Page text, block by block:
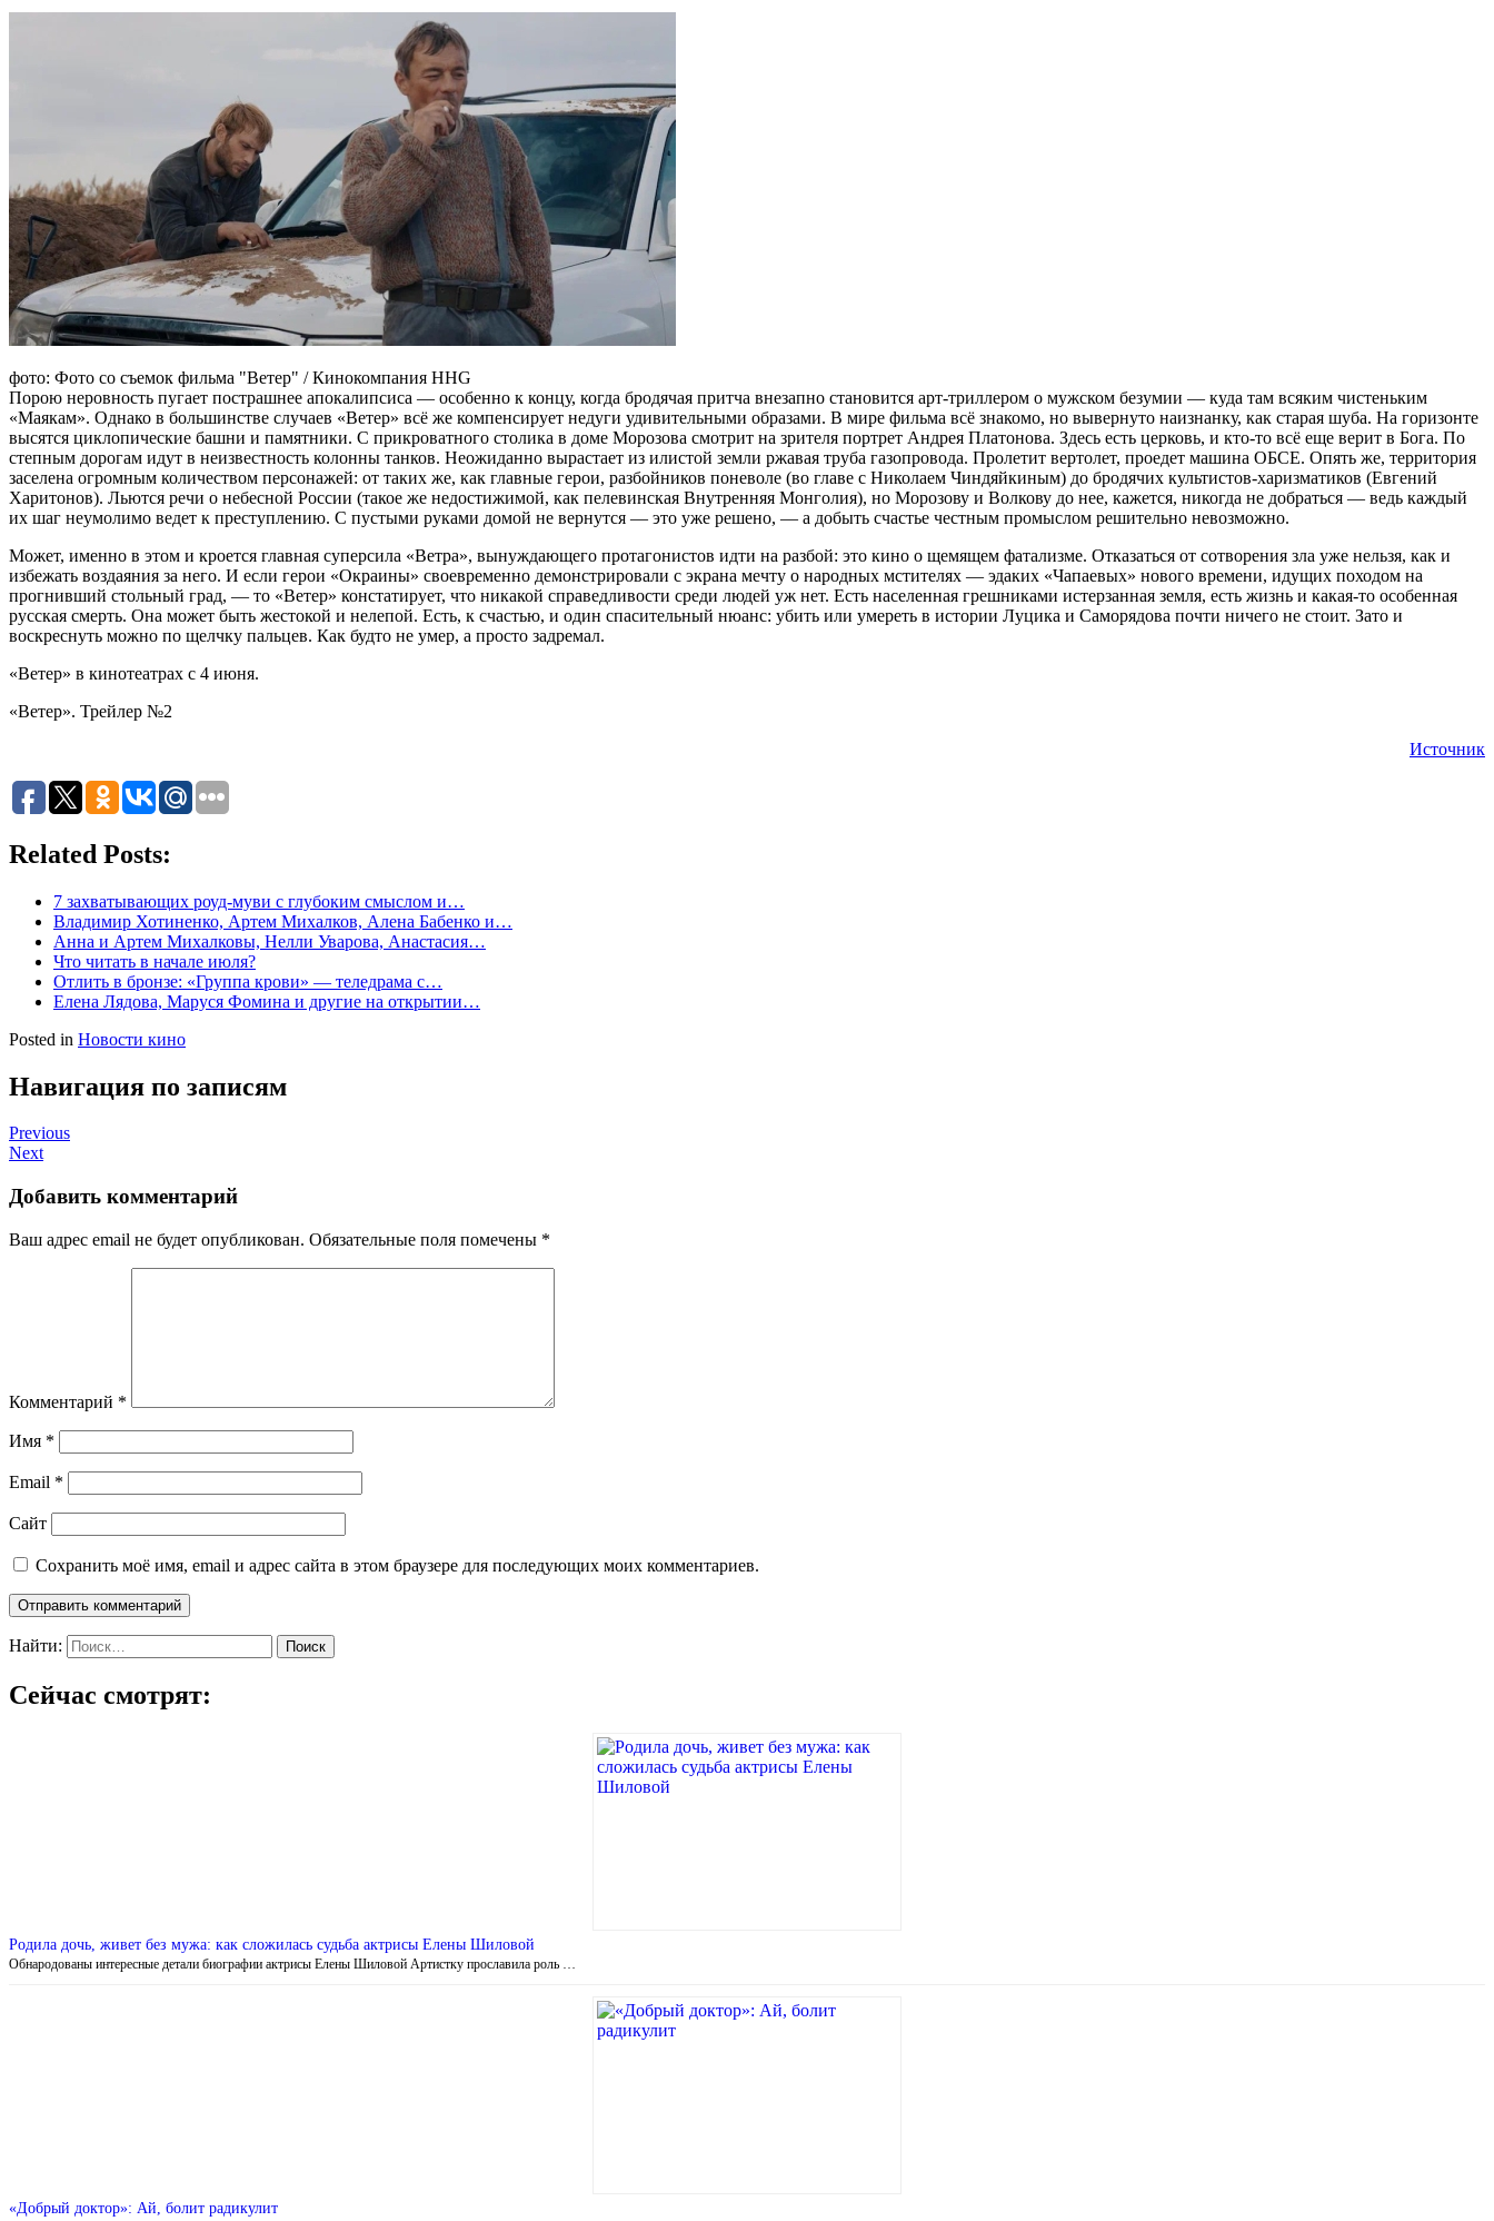
фото: Фото со съемок фильма "Ветер" / Кинокомпания HHG
Порою неровность пугает пострашнее апокалипсиса — особенно к концу, когда бродячая притча внезапно становится арт-триллером о мужском безумии — куда там всяким чистеньким
«Маякам». Однако в большинстве случаев «Ветер» всё же компенсирует недуги удивительными образами. В мире фильма всё знакомо, но вывернуто наизнанку, как старая шуба. На горизонте
высятся циклопические башни и памятники. С прикроватного столика в доме Морозова смотрит на зрителя портрет Андрея Платонова. Здесь есть церковь, и кто-то всё еще верит в Бога. По
степным дорогам идут в неизвестность колонны танков. Неожиданно вырастает из илистой земли ржавая труба газопровода. Пролетит вертолет, проедет машина ОБСЕ. Опять же, территория
заселена огромным количеством персонажей: от таких же, как главные герои, разбойников поневоле (во главе с Николаем Чиндяйкиным) до бродячих культистов-харизматиков (Евгений
Харитонов). Льются речи о небесной России (такое же недостижимой, как пелевинская Внутренняя Монголия), но Морозову и Волкову до нее, кажется, никогда не добраться — ведь каждый
их шаг неумолимо ведет к преступлению. С пустыми руками домой не вернутся — это уже решено, — а добыть счастье честным промыслом решительно невозможно.
Может, именно в этом и кроется главная суперсила «Ветра», вынуждающего протагонистов идти на разбой: это кино о щемящем фатализме. Отказаться от сотворения зла уже нельзя, как и
избежать воздаяния за него. И если герои «Окраины» своевременно демонстрировали с экрана мечту о народных мстителях — эдаких «Чапаевых» нового времени, идущих походом на
прогнивший стольный град, — то «Ветер» констатирует, что никакой справедливости среди людей уж нет. Есть населенная грешниками истерзанная земля, есть жизнь и какая-то особенная
русская смерть. Она может быть жестокой и нелепой. Есть, к счастью, и один спасительный нюанс: убить или умереть в истории Луцика и Саморядова почти ничего не стоит. Зато и
воскреснуть можно по щелчку пальцев. Как будто не умер, а просто задремал.
«Ветер» в кинотеатрах с 4 июня.
«Ветер». Трейлер №2
Источник
Related Posts:
7 захватывающих роуд-муви с глубоким смыслом и…
Владимир Хотиненко, Артем Михалков, Алена Бабенко и…
Анна и Артем Михалковы, Нелли Уварова, Анастасия…
Что читать в начале июля?
Отлить в бронзе: «Группа крови» — теледрама с…
Елена Лядова, Маруся Фомина и другие на открытии…
Posted in Новости кино
Навигация по записям
Previous
Next
Добавить комментарий
Ваш адрес email не будет опубликован. Обязательные поля помечены *
Комментарий *
Имя *
Email *
Сайт
Сохранить моё имя, email и адрес сайта в этом браузере для последующих моих комментариев.
Найти:
Сейчас смотрят:
Родила дочь, живет без мужа: как сложилась судьба актрисы Елены Шиловой
Обнародованы интересные детали биографии актрисы Елены Шиловой Артистку прославила роль …
«Добрый доктор»: Ай, болит радикулит